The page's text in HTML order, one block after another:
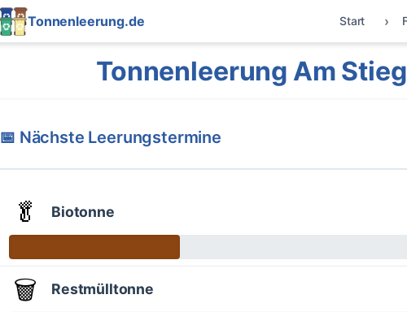
Tonnenleerung.de Start
Tonnenleerung Am
📅 Nächste Leerungstermine
🥬 Biotonne
🗑️ Restmülltonne